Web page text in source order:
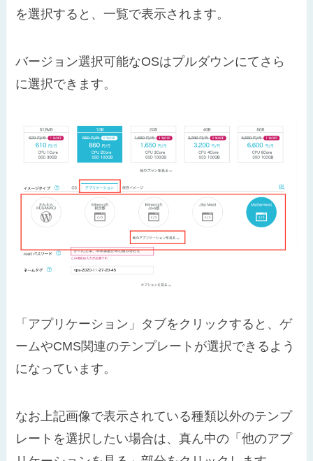
を選択すると、一覧で表示されます。
バージョン選択可能なOSはプルダウンにてさら
に選択できます。
「アプリケーション」タブをクリックすると、ゲ
ームやCMS関連のテンプレートが選択できるよう
になっています。
なお上記画像で表示されている種類以外のテンプ
レートを選択したい場合は、真ん中の「他のアプ